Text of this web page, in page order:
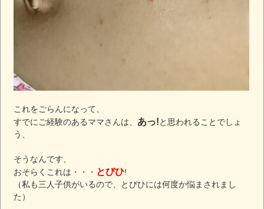
これをごらんになって、
すでにご経験のあるママさんは、 あっ!と思われることでしょ
う、
そうなんです、
おそらくこれは・・・ とびひ!
（私も三人子供がいるので、とびひには何度か悩まされまし
た）